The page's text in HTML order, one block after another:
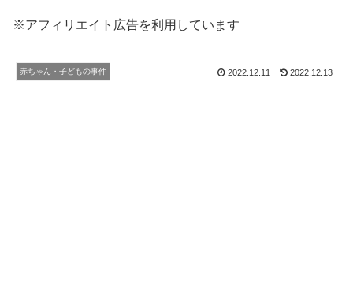
※アフィリエイト広告を利用しています
赤ちゃん・子どもの事件 2022.12.11 2022.12.13